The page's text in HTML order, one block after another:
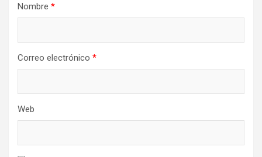
Nombre *
Correo electrónico *
Web